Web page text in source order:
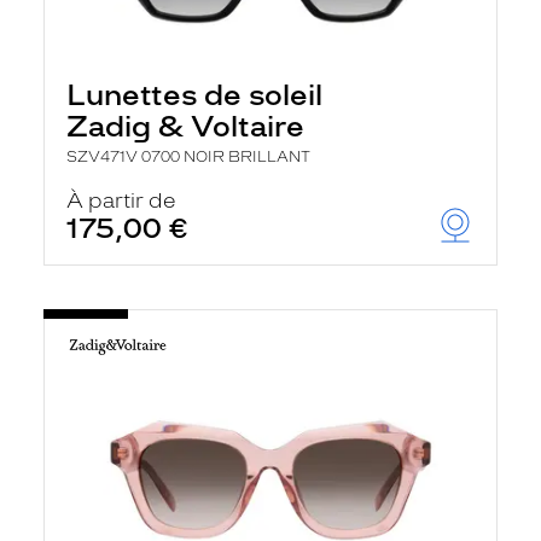
Lunettes de soleil
Zadig & Voltaire
SZV471V 0700 NOIR BRILLANT
À partir de
175,00 €